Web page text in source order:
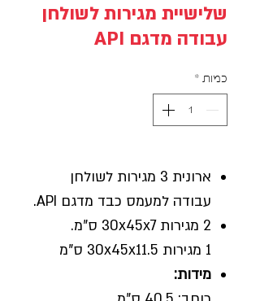
שלישיית מגירות לשולחן
עבודה מדגם API
כמות *
ארונית 3 מגירות לשולחן
עבודה למעמס כבד מדגם API.
2 מגירות
30x45x7 ס"מ.
1 מגירות
30x45x11.5 ס"מ
מידות: